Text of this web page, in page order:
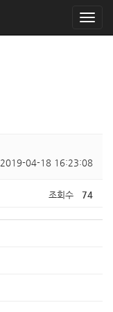
2019-04-18 16:23:08
조회수 74